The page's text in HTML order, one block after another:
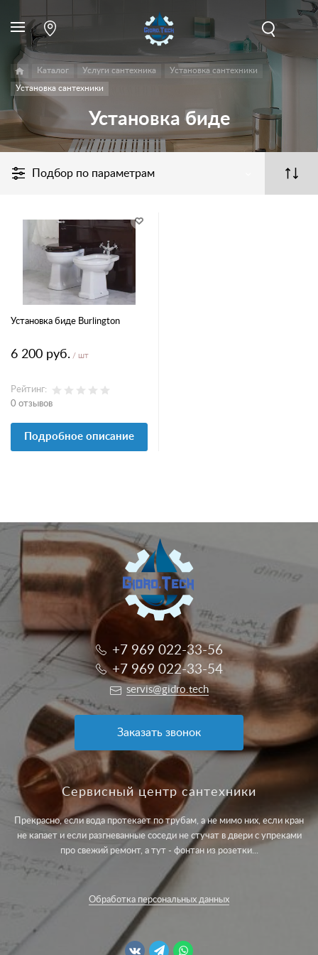
Каталог Услуги сантехника Установка сантехники
Установка сантехники
Установка биде
Подбор по параметрам
Установка биде Burlington
6 200 руб. / шт
Рейтинг:
0 отзывов
Подробное описание
+7 969 022-33-56
+7 969 022-33-54
servis@gidro.tech
Заказать звонок
Сервисный центр сантехники
Прекрасно, если вода протекает по трубам, а не мимо них, если кран
не капает и если разгневанные соседи не стучат в двери с упреками
про свежий ремонт, а тут - фонтан из розетки...
Обработка персональных данных